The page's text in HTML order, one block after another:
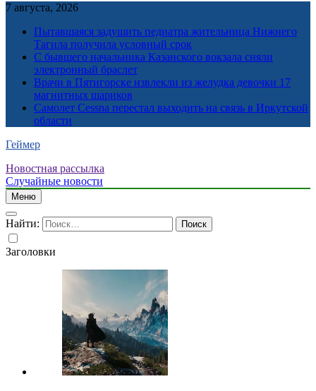
7 августа, 2026
Пытавшаяся задушить педиатра жительница Нижнего
Тагила получила условный срок
С бывшего начальника Казанского вокзала сняли
электронный браслет
Врачи в Пятигорске извлекли из желудка девочки 17
магнитных шариков
Самолет Cessna перестал выходить на связь в Иркутской
области
Геймер
Новостная рассылка
Случайные новости
Меню
Найти:
Заголовки